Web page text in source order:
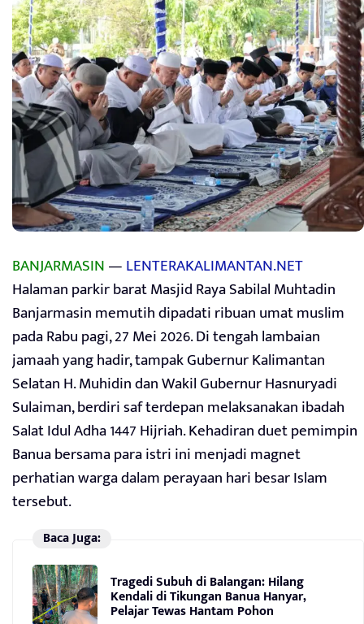
BANJARMASIN—LENTERAKALIMANTAN.NET
Halaman parkir barat Masjid Raya Sabilal Muhtadin
Banjarmasin memutih dipadati ribuan umat muslim
pada Rabu pagi, 27 Mei 2026. Di tengah lambaian
jamaah yang hadir, tampak Gubernur Kalimantan
Selatan H. Muhidin dan Wakil Gubernur Hasnuryadi
Sulaiman, berdiri saf terdepan melaksanakan ibadah
Salat Idul Adha 1447 Hijriah. Kehadiran duet pemimpin
Banua bersama para istri ini menjadi magnet
perhatian warga dalam perayaan hari besar Islam
tersebut.
Baca Juga:
Tragedi Subuh di Balangan: Hilang
Kendali di Tikungan Banua Hanyar,
Pelajar Tewas Hantam Pohon